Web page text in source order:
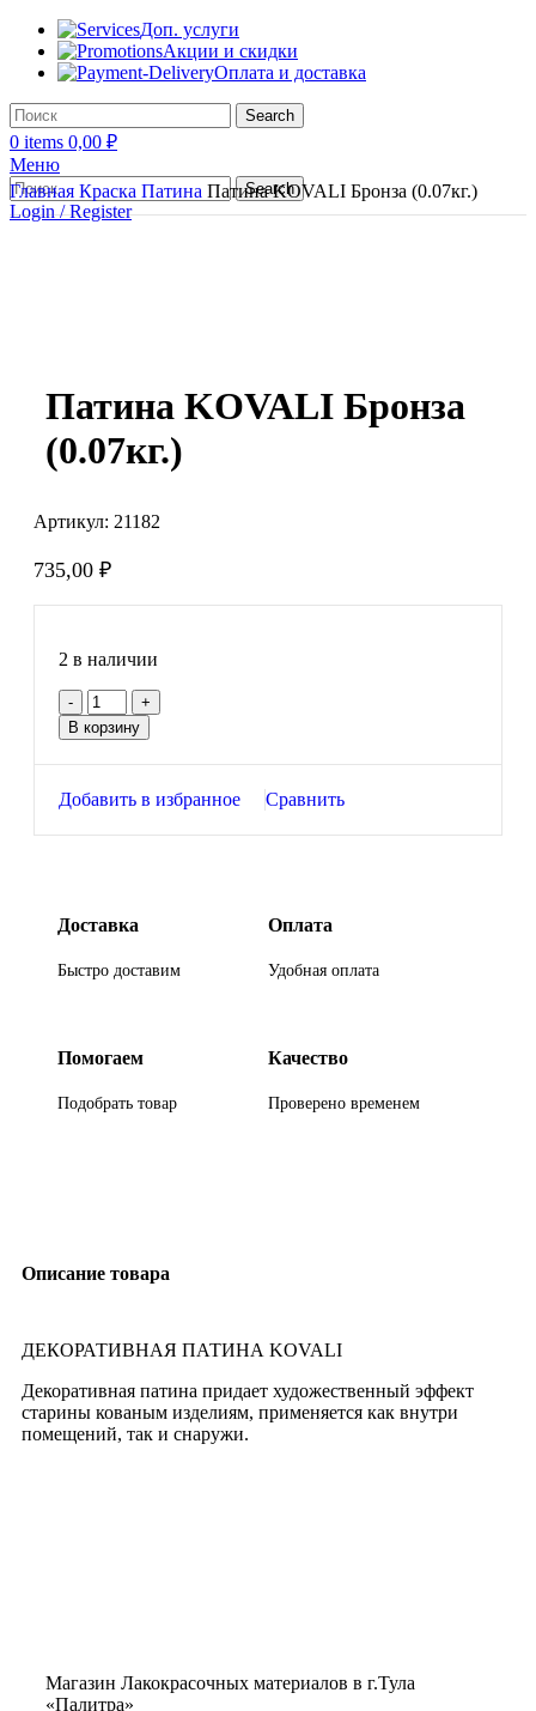
Доп. услуги
Акции и скидки
Оплата и доставка
Search
0 items 0,00 ₽
Меню
Search
Login / Register
Главная Краска Патина Патина KOVALI Бронза (0.07кг.)
Патина KOVALI Бронза
(0.07кг.)
Артикул: 21182
735,00 ₽
2 в наличии
В корзину
Добавить в избранное Сравнить
Доставка
Быстро доставим
Оплата
Удобная оплата
Помогаем
Подобрать товар
Качество
Проверено временем
Описание товара
ДЕКОРАТИВНАЯ ПАТИНА KOVALI
Декоративная патина придает художественный эффект
старины кованым изделиям, применяется как внутри
помещений, так и снаружи.
Магазин Лакокрасочных материалов в г.Тула
«Палитра»